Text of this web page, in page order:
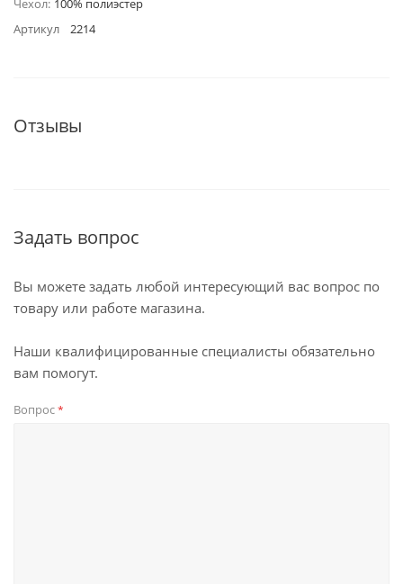
Чехол: 100% полиэстер
Артикул
2214
Отзывы
Задать вопрос
Вы можете задать любой интересующий вас вопрос по
товару или работе магазина.
Наши квалифицированные специалисты обязательно
вам помогут.
Вопрос*